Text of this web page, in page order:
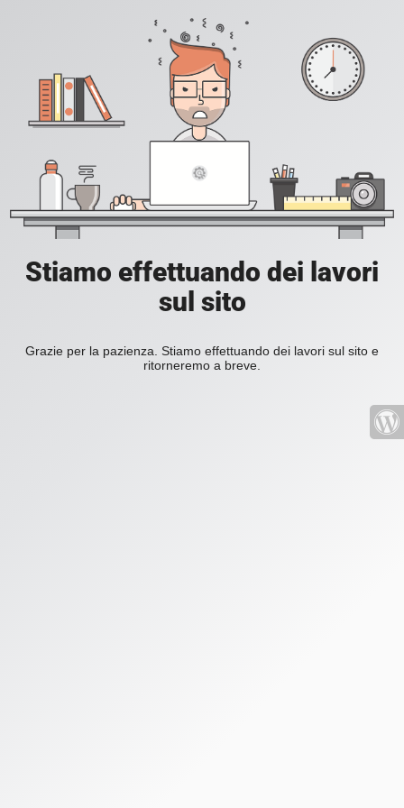
Stiamo effettuando dei lavori
sul sito
Grazie per la pazienza. Stiamo effettuando dei lavori sul sito e
ritorneremo a breve.